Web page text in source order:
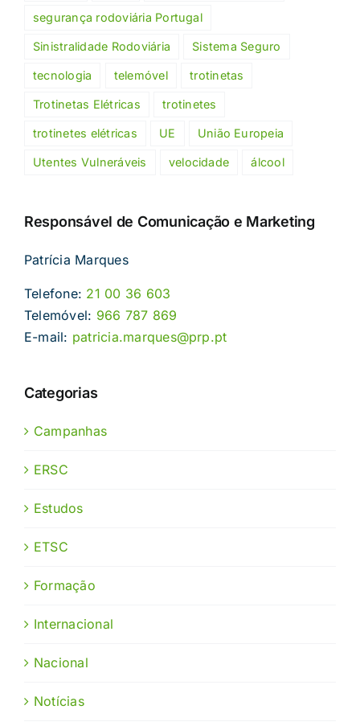
segurança rodoviária Portugal
Sinistralidade Rodoviária Sistema Seguro
tecnologia telemóvel trotinetas
Trotinetas Elétricas trotinetes
trotinetes elétricas UE União Europeia
Utentes Vulneráveis velocidade álcool
Responsável de Comunicação e Marketing
Patrícia Marques
Telefone: 21 00 36 603
Telemóvel: 966 787 869
E-mail: patricia.marques@prp.pt
Categorias
Campanhas
ERSC
Estudos
ETSC
Formação
Internacional
Nacional
Notícias